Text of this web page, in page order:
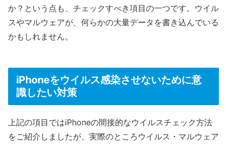
か？という点も、チェックすべき項目の一つです。ウイル
スやマルウェアが、何らかの大量データを書き込んでいる
かもしれません。
iPhoneをウイルス感染させないために意
識したい対策
上記の項目ではiPhoneの間接的なウイルスチェック方法
をご紹介しましたが、実際のところウイルス・マルウェア